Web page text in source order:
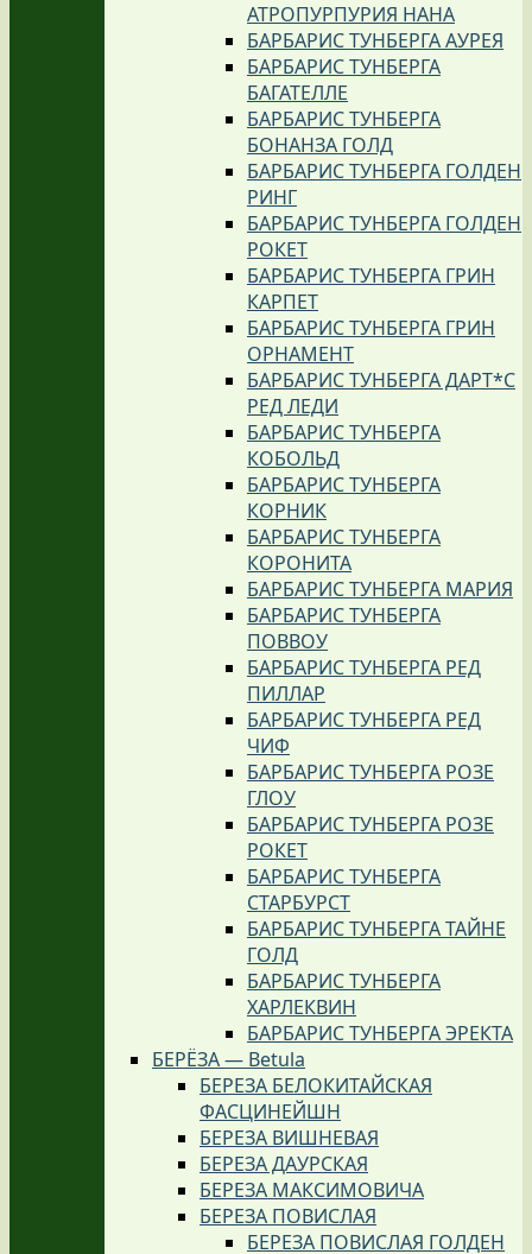
АТРОПУРПУРИЯ НАНА
БАРБАРИС ТУНБЕРГА АУРЕЯ
БАРБАРИС ТУНБЕРГА
БАГАТЕЛЛЕ
БАРБАРИС ТУНБЕРГА
БОНАНЗА ГОЛД
БАРБАРИС ТУНБЕРГА ГОЛДЕН
РИНГ
БАРБАРИС ТУНБЕРГА ГОЛДЕН
РОКЕТ
БАРБАРИС ТУНБЕРГА ГРИН
КАРПЕТ
БАРБАРИС ТУНБЕРГА ГРИН
ОРНАМЕНТ
БАРБАРИС ТУНБЕРГА ДАРТ*С
РЕД ЛЕДИ
БАРБАРИС ТУНБЕРГА
КОБОЛЬД
БАРБАРИС ТУНБЕРГА
КОРНИК
БАРБАРИС ТУНБЕРГА
КОРОНИТА
БАРБАРИС ТУНБЕРГА МАРИЯ
БАРБАРИС ТУНБЕРГА
ПОВВОУ
БАРБАРИС ТУНБЕРГА РЕД
ПИЛЛАР
БАРБАРИС ТУНБЕРГА РЕД
ЧИФ
БАРБАРИС ТУНБЕРГА РОЗЕ
ГЛОУ
БАРБАРИС ТУНБЕРГА РОЗЕ
РОКЕТ
БАРБАРИС ТУНБЕРГА
СТАРБУРСТ
БАРБАРИС ТУНБЕРГА ТАЙНЕ
ГОЛД
БАРБАРИС ТУНБЕРГА
ХАРЛЕКВИН
БАРБАРИС ТУНБЕРГА ЭРЕКТА
БЕРЁЗА — Betula
БЕРЕЗА БЕЛОКИТАЙСКАЯ
ФАСЦИНЕЙШН
БЕРЕЗА ВИШНЕВАЯ
БЕРЕЗА ДАУРСКАЯ
БЕРЕЗА МАКСИМОВИЧА
БЕРЕЗА ПОВИСЛАЯ
БЕРЕЗА ПОВИСЛАЯ ГОЛДЕН